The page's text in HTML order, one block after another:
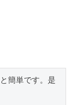
簡単です。是